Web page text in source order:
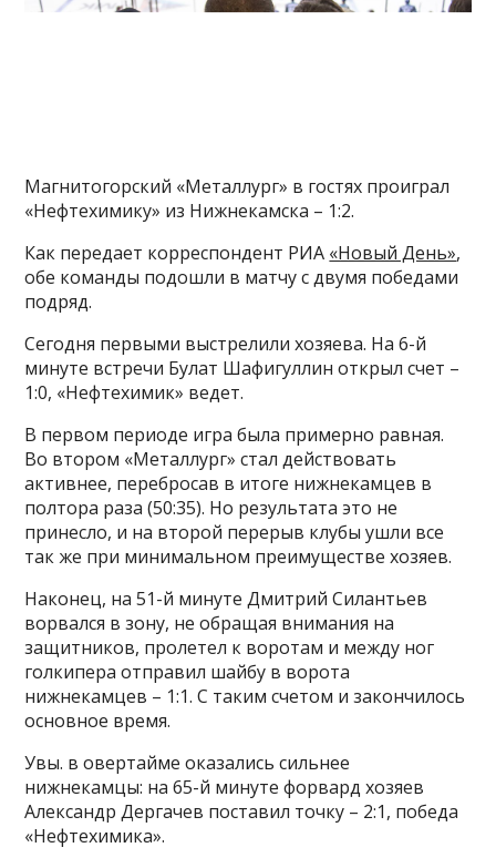
Магнитогорский «Металлург» в гостях проиграл
«Нефтехимику» из Нижнекамска – 1:2.
Как передает корреспондент РИА «Новый День»,
обе команды подошли в матчу с двумя победами
подряд.
Сегодня первыми выстрелили хозяева. На 6-й
минуте встречи Булат Шафигуллин открыл счет –
1:0, «Нефтехимик» ведет.
В первом периоде игра была примерно равная.
Во втором «Металлург» стал действовать
активнее, перебросав в итоге нижнекамцев в
полтора раза (50:35). Но результата это не
принесло, и на второй перерыв клубы ушли все
так же при минимальном преимуществе хозяев.
Наконец, на 51-й минуте Дмитрий Силантьев
ворвался в зону, не обращая внимания на
защитников, пролетел к воротам и между ног
голкипера отправил шайбу в ворота
нижнекамцев – 1:1. С таким счетом и закончилось
основное время.
Увы. в овертайме оказались сильнее
нижнекамцы: на 65-й минуте форвард хозяев
Александр Дергачев поставил точку – 2:1, победа
«Нефтехимика».